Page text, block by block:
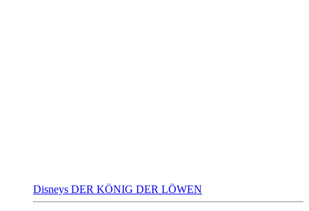
Disneys DER KÖNIG DER LÖWEN